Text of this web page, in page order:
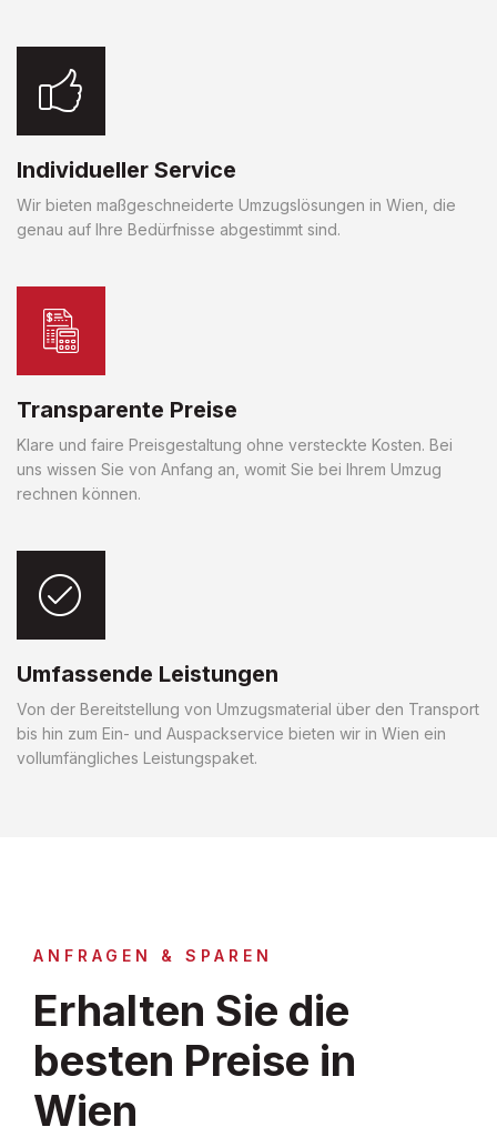
Individueller Service
Wir bieten maßgeschneiderte Umzugslösungen in Wien, die
genau auf Ihre Bedürfnisse abgestimmt sind.
Transparente Preise
Klare und faire Preisgestaltung ohne versteckte Kosten. Bei
uns wissen Sie von Anfang an, womit Sie bei Ihrem Umzug
rechnen können.
Umfassende Leistungen
Von der Bereitstellung von Umzugsmaterial über den Transport
bis hin zum Ein- und Auspackservice bieten wir in Wien ein
vollumfängliches Leistungspaket.
ANFRAGEN & SPAREN
Erhalten Sie die
besten Preise in
Wien